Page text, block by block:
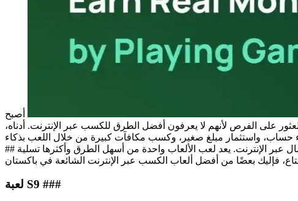
أصبح
على الفرص لأنهم لا يعرفون أفضل الطرق للكسب عبر الإنترنت. أدناه،
​​## أشهر ألعاب الكسب عبر الإنترنت في باكستان ​​## مع تطور التكنولوجيا، يبحث الكثير من الناس في باكستان عن طرق لكسب المال عبر الإنترنت. يعد لعب الألعاب واحدة من أسهل الطرق وأكثرها تسلية
لعبة S9 ​​###